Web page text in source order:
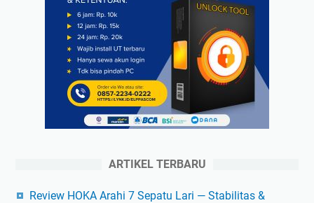
ARTIKEL TERBARU
Review HOKA Arahi 7 Sepatu Lari — Stabilitas &